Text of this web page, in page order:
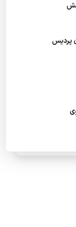
پردیس